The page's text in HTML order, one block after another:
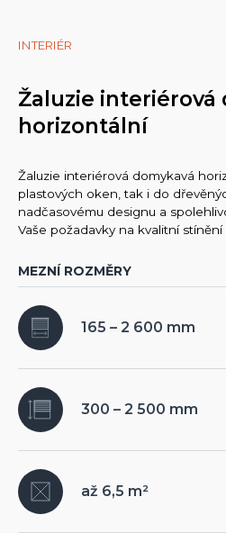
INTERIÉR
Žaluzie interiérová
horizontální
Žaluzie interiérová domykavá
plastových oken, tak i do
nadčasovému designu a
Vaše požadavky na kvalitní stínění
MEZNÍ ROZMĚRY
165 – 2 600 mm
300 – 2 500 mm
až 6,5 m²